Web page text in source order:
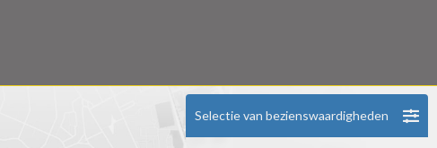
Selectie van bezienswaardigheden